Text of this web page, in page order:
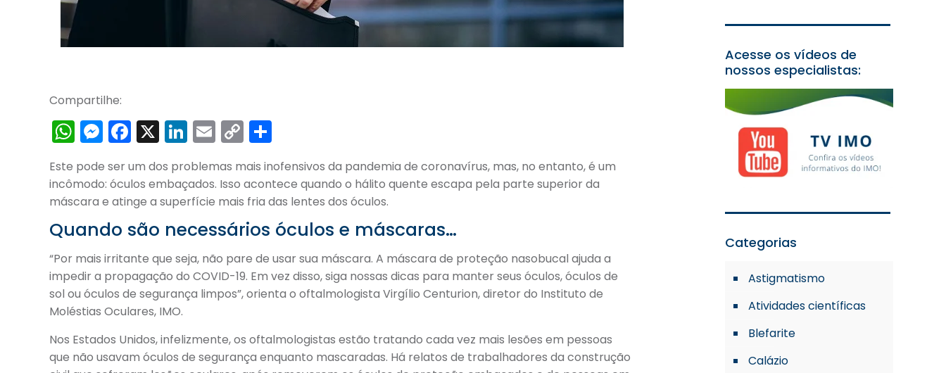
Compartilhe:
WhatsApp
Messenger
Facebook
X LinkedIn
Email
Copy
Link
Este pode ser um dos problemas mais inofensivos da pandemia de coronavírus, mas, no entanto, é um
incômodo: óculos embaçados. Isso acontece quando o hálito quente escapa pela parte superior da
máscara e atinge a superfície mais fria das lentes dos óculos.
Quando são necessários óculos e máscaras…
“Por mais irritante que seja, não pare de usar sua máscara. A máscara de proteção nasobucal ajuda a
impedir a propagação do COVID-19. Em vez disso, siga nossas dicas para manter seus óculos, óculos de
sol ou óculos de segurança limpos”, orienta o oftalmologista Virgílio Centurion, diretor do Instituto de
Moléstias Oculares, IMO.
Nos Estados Unidos, infelizmente, os oftalmologistas estão tratando cada vez mais lesões em pessoas
que não usavam óculos de segurança enquanto mascaradas. Há relatos de trabalhadores da construção
Acesse os vídeos de
nossos especialistas:
Categorias
Astigmatismo
Atividades científicas
Blefarite
Calázio